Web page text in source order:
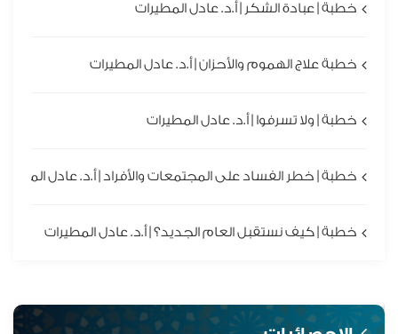
خطبة | عبادة الشكر | أ.د. عادل المطيرات
خطبة علاج الهموم والأحزان | أ.د. عادل المطيرات
خطبة | ولا تسرفوا | أ.د. عادل المطيرات
خطبة | خطر الفساد على المجتمعات والأفراد | أ.د. عادل
خطبة | كيف نستقبل العام الجديد؟ | أ.د. عادل المطيرات